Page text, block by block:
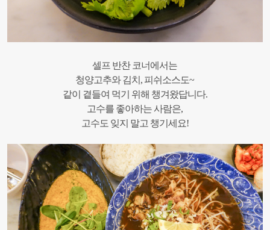
셀프 반찬 코너에서는
청양고추와 김치, 피쉬소스도~
같이 곁들여 먹기 위해 챙겨왔답니다.
고수를 좋아하는 사람은,
고수도 잊지 말고 챙기세요!